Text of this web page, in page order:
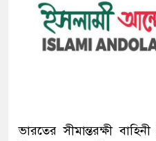
ভারতের সীমান্তরক্ষী